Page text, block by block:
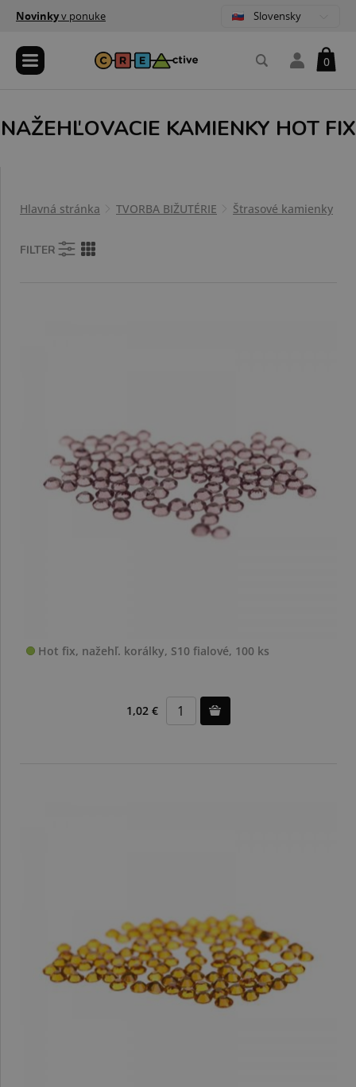
Novinkyv ponuke Slovensky
0
NAŽEHĽOVACIE KAMIENKY HOT FIX
Hlavná stránka TVORBA BIŽUTÉRIE Štrasové kamienky
FILTER
Hot fix, nažehľ. korálky, S10 fialové, 100 ks
1,02 €